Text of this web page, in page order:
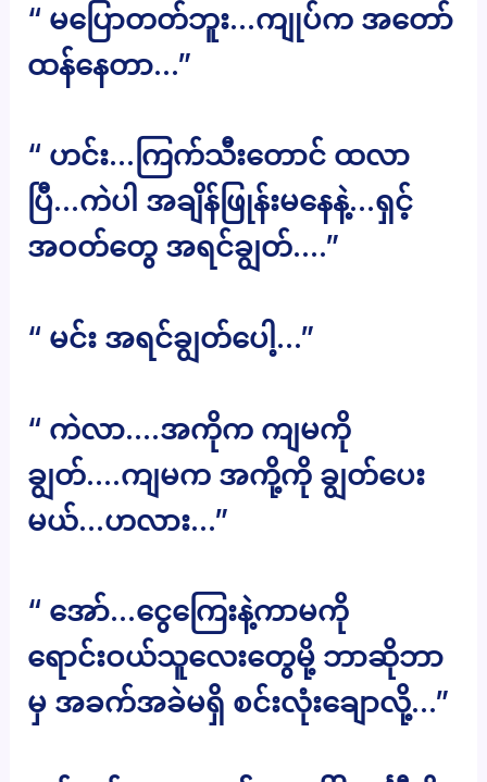
“ မပြောတတ်ဘူး…ကျုပ်က အတော်
ထန်နေတာ…”
“ ဟင်း…ကြက်သီးတောင် ထလာ
ပြီ…ကဲပါ အချိန်ဖြုန်းမနေနဲ့…ရှင့်
အဝတ်တွေ အရင်ချွတ်….”
“ မင်း အရင်ချွတ်ပေါ့…”
“ ကဲလာ….အကိုက ကျမကို
ချွတ်….ကျမက အကို့ကို ချွတ်ပေး
မယ်…ဟလား…”
“ အော်…ငွေကြေးနဲ့ကာမကို
ရောင်းဝယ်သူလေးတွေမို့ ဘာဆိုဘာ
မှ အခက်အခဲမရှိ စင်းလုံးချောလို့…”